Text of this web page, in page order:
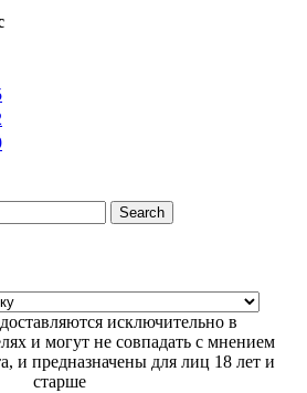
Search
исключительно в
и могут не совпадать с мнением
и предназначены для лиц 18 лет и
старше